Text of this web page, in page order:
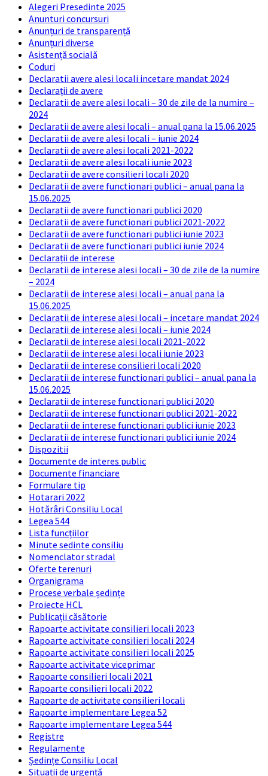
Alegeri Presedinte 2025
Anunturi concursuri
Anunțuri de transparență
Anunțuri diverse
Asistență socială
Coduri
Declaratii avere alesi locali incetare mandat 2024
Declarații de avere
Declaratii de avere alesi locali – 30 de zile de la numire –
2024
Declaratii de avere alesi locali – anual pana la 15.06.2025
Declaratii de avere alesi locali – iunie 2024
Declaratii de avere alesi locali 2021-2022
Declaratii de avere alesi locali iunie 2023
Declaratii de avere consilieri locali 2020
Declaratii de avere functionari publici – anual pana la
15.06.2025
Declaratii de avere functionari publici 2020
Declaratii de avere functionari publici 2021-2022
Declaratii de avere functionari publici iunie 2023
Declaratii de avere functionari publici iunie 2024
Declarații de interese
Declaratii de interese alesi locali – 30 de zile de la numire
– 2024
Declaratii de interese alesi locali – anual pana la
15.06.2025
Declaratii de interese alesi locali – incetare mandat 2024
Declaratii de interese alesi locali – iunie 2024
Declaratii de interese alesi locali 2021-2022
Declaratii de interese alesi locali iunie 2023
Declaratii de interese consilieri locali 2020
Declaratii de interese functionari publici – anual pana la
15.06.2025
Declaratii de interese functionari publici 2020
Declaratii de interese functionari publici 2021-2022
Declaratii de interese functionari publici iunie 2023
Declaratii de interese functionari publici iunie 2024
Dispozitii
Documente de interes public
Documente financiare
Formulare tip
Hotarari 2022
Hotărâri Consiliu Local
Legea 544
Lista funcțiilor
Minute sedinte consiliu
Nomenclator stradal
Oferte terenuri
Organigrama
Procese verbale ședințe
Proiecte HCL
Publicații căsătorie
Rapoarte activitate consilieri locali 2023
Rapoarte activitate consilieri locali 2024
Rapoarte activitate consilieri locali 2025
Rapoarte activitate viceprimar
Rapoarte consilieri locali 2021
Rapoarte consilieri locali 2022
Rapoarte de activitate consilieri locali
Rapoarte implementare Legea 52
Rapoarte implementare Legea 544
Registre
Regulamente
Ședințe Consiliu Local
Situații de urgență